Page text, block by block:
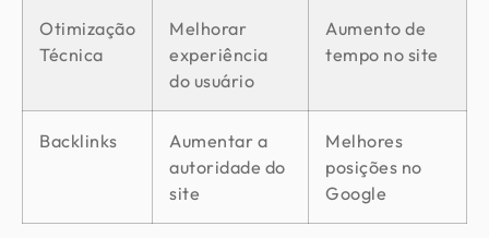
Otimização
Técnica
Melhorar
experiência
do usuário
Aumento de
tempo no site
Backlinks
Aumentar a
autoridade do
site
Melhores
posições no
Google